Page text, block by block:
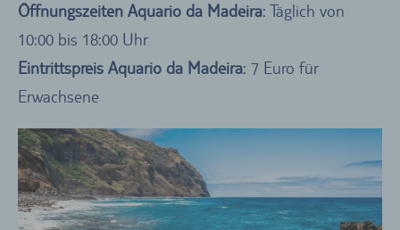
Öffnungszeiten Aquario da Madeira: Täglich von
10:00 bis 18:00 Uhr
Eintrittspreis Aquario da Madeira: 7 Euro für
Erwachsene